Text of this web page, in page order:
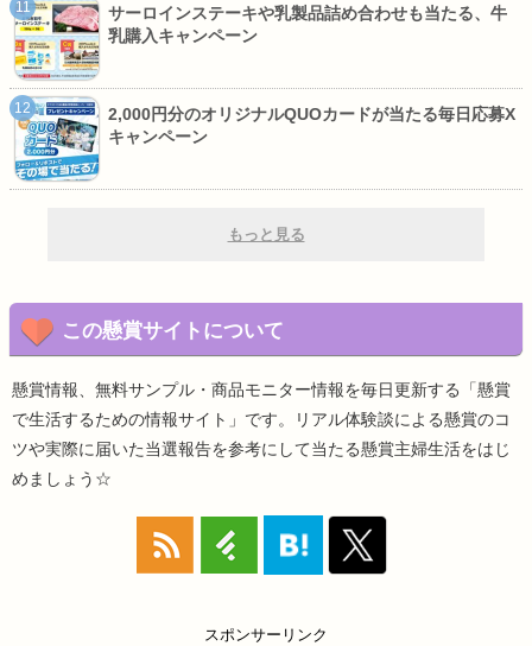
サーロインステーキや乳製品詰め合わせも当たる、牛
乳購入キャンペーン
2,000円分のオリジナルQUOカードが当たる毎日応募X
キャンペーン
もっと見る
この懸賞サイトについて
懸賞情報、無料サンプル・商品モニター情報を毎日更新する「懸賞
で生活するための情報サイト」です。リアル体験談による懸賞のコ
ツや実際に届いた当選報告を参考にして当たる懸賞主婦生活をはじ
めましょう☆
スポンサーリンク